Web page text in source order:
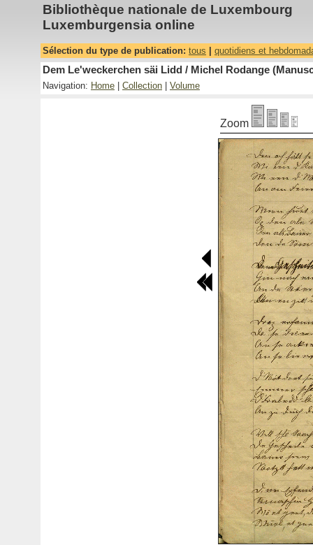
Bibliothèque nationale de Luxembourg
Luxemburgensia online
Sélection du type de publication: tous quotidiens et
Dem Le'weckerchen säi Lidd / Michel Rodange
Navigation: Home Collection Volume
Zoom